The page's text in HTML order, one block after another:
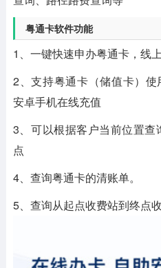
粤通卡软件功能
1、一键快速申办粤通卡，线
2、支持粤通卡（储值卡）
安卓手机在线充值
3、可以根据客户当前位置
点
4、查询粤通卡的清账单。
5、查询从起点收费站到终点